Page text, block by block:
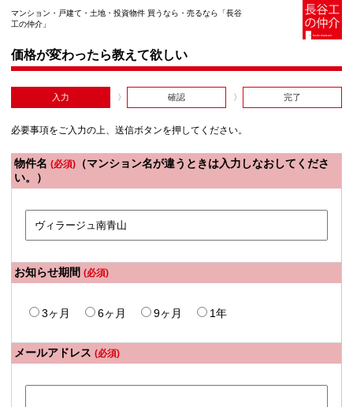
マンション・戸建て・土地・投資物件 買うなら・売るなら「長谷
工の仲介」
価格が変わったら教えて欲しい
入力 確認 完了
必要事項をご入力の上、送信ボタンを押してください。
物件名 (必須) （マンション名が違うときは入力しなおしてくださ
い。）
お知らせ期間 (必須)
3ヶ月 6ヶ月 9ヶ月 1年
メールアドレス (必須)